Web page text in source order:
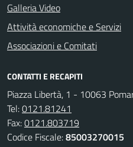
Galleria Video
Attività economiche e Servizi
Associazioni e Comitati
CONTATTI E RECAPITI
Piazza Libertà, 1 - 10063
Tel:0121.81241
Fax:0121.803719
Codice Fiscale:85003270015